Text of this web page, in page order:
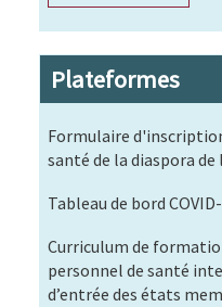
Plateformes
Formulaire
santé de la diaspora de
Tableau de bord
Curriculum de
personnel de santé
d’entrée des états